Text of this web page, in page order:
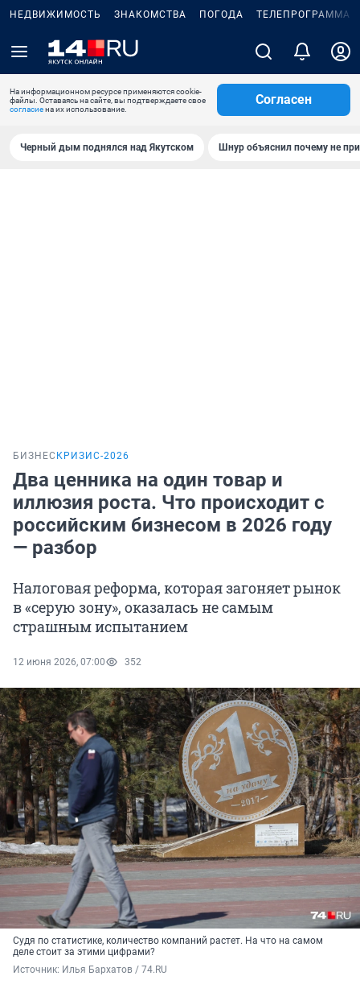
НЕДВИЖИМОСТЬ ЗНАКОМСТВА ПОГОДА ТЕЛЕПРОГРАММА
На информационном ресурсе применяются cookie-
файлы. Оставаясь на сайте, вы подтверждаете свое
согласиена их использование.
Согласен
Черный дым поднялся над Якутском Шнур объяснил почему не
БИЗНЕС КРИЗИС-2026
Два ценника на один товар и
иллюзия роста. Что происходит с
российским бизнесом в 2026 году
— разбор
Налоговая реформа, которая загоняет рынок
в «серую зону», оказалась не самым
страшным испытанием
12 июня 2026, 07:00 352
Судя по статистике, количество компаний растет. На что на самом
деле стоит за этими цифрами?
Источник: Илья Бархатов / 74.RU